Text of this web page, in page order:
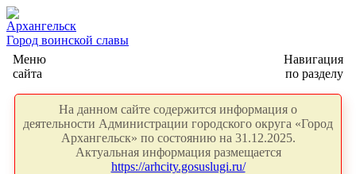
Архангельск
Город воинской славы
Меню
сайта
Навигация
по разделу
На данном сайте содержится информация о
деятельности Администрации городского округа «Город
Архангельск» по состоянию на 31.12.2025.
Актуальная информация размещается
https://arhcity.gosuslugi.ru/